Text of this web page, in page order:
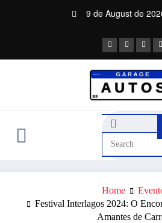
9 de August de
Home
Festival Interlagos 2024: O
Amantes de